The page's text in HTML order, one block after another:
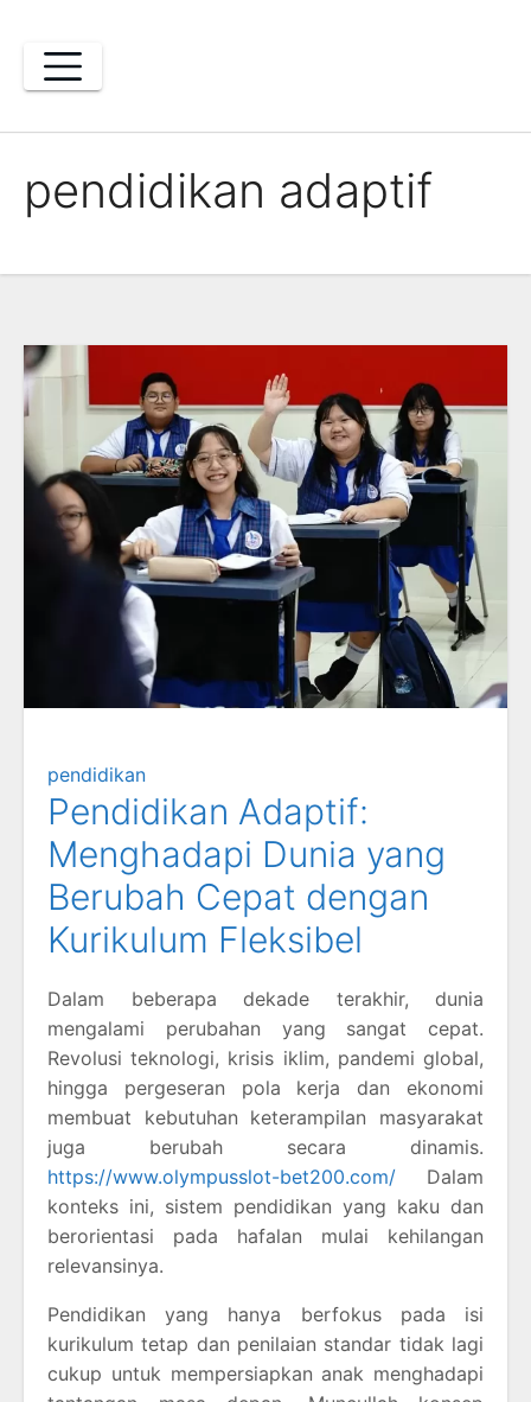
content
pendidikan adaptif
pendidikan
Pendidikan Adaptif:
Menghadapi Dunia yang
Berubah Cepat dengan
Kurikulum Fleksibel
Dalam beberapa dekade terakhir, dunia
mengalami perubahan yang sangat cepat.
Revolusi teknologi, krisis iklim, pandemi global,
hingga pergeseran pola kerja dan ekonomi
membuat kebutuhan keterampilan masyarakat
juga berubah secara dinamis.
https://www.olympusslot-bet200.com/ Dalam
konteks ini, sistem pendidikan yang kaku dan
berorientasi pada hafalan mulai kehilangan
relevansinya.
Pendidikan yang hanya berfokus pada isi
kurikulum tetap dan penilaian standar tidak lagi
cukup untuk mempersiapkan anak menghadapi